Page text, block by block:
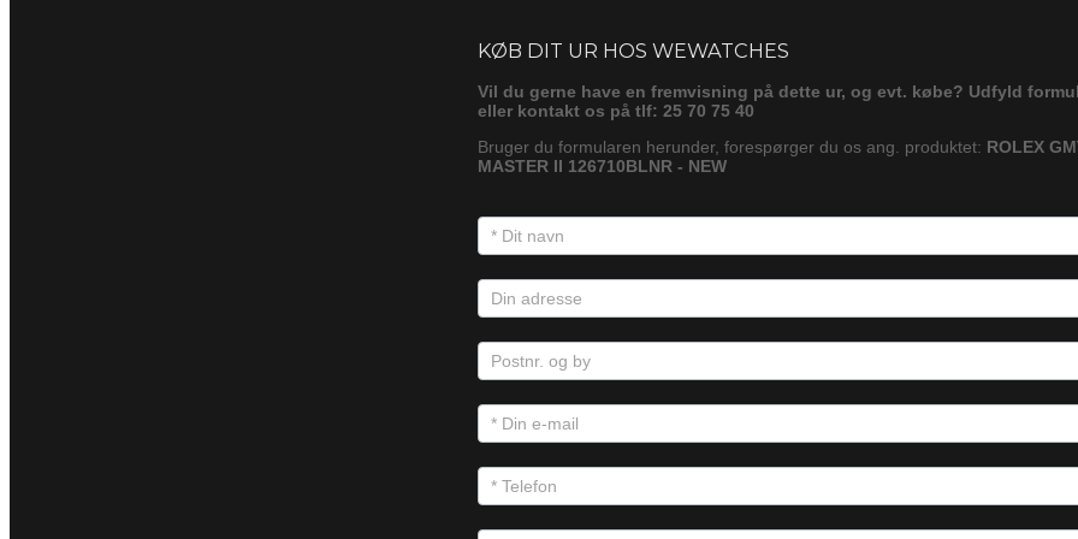
KØB DIT UR HOS WEWATCHES
Vil du gerne have en fremvisning på dette ur, og evt. købe? Udfyld
eller kontakt os på tlf: 25 70 75 40
Bruger du formularen herunder, forespørger du os ang. produktet: ROLEX
MASTER II 126710BLNR - NEW